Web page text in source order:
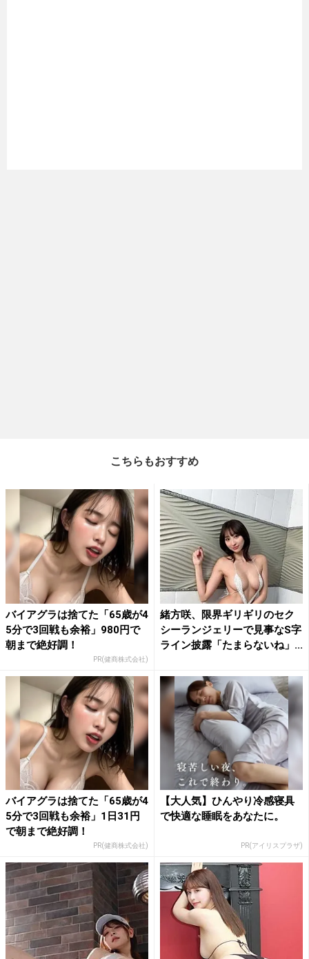
こちらもおすすめ
バイアグラは捨てた「65歳が4
5分で3回戦も余裕」980円で
朝まで絶好調！
PR(健商株式会社)
緒方咲、限界ギリギリのセク
シーランジェリーで見事なS字
ライン披露「たまらないね」...
バイアグラは捨てた「65歳が4
5分で3回戦も余裕」1日31円
で朝まで絶好調！
PR(健商株式会社)
【大人気】ひんやり冷感寝具
で快適な睡眠をあなたに。
PR(アイリスプラザ)